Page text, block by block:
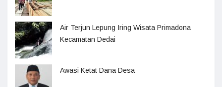
Air Terjun Lepung Iring Wisata Primadona
Kecamatan Dedai
Awasi Ketat Dana Desa